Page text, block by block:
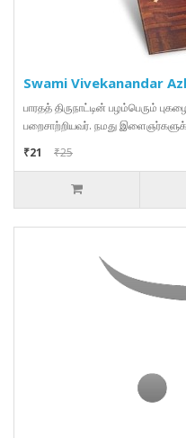
Swami Vivekanandar
பாரதத் திருநாட்டின் பழம்பெரும்
பறைசாற்றியவர். நமது
₹21
₹25